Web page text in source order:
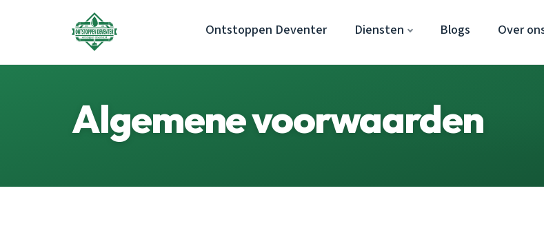
Ontstoppen Deventer Diensten Blogs Over
Algemene voorwaarden